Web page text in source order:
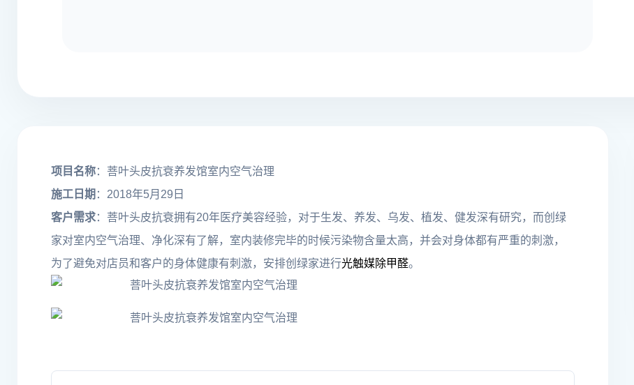
项目名称：菩叶头皮抗衰养发馆室内空气治理
施工日期 ：2018年5月29日
客户需求：菩叶头皮抗衰拥有20年医疗美容经验，对于生发、养发、乌发、植发、健发深有研究，而创绿
家对室内空气治理、净化深有了解，室内装修完毕的时候污染物含量太高，并会对身体都有严重的刺激，
为了避免对店员和客户的身体健康有刺激，安排创绿家进行光触媒除甲醛。